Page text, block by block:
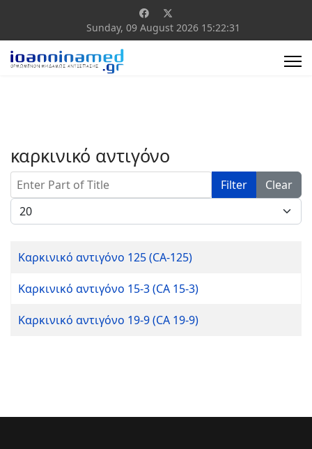
Sunday, 09 August 2026 15:22:31
καρκινικό αντιγόνο
Enter Part of Title Filter
Clear
Display #
Καρκινικό αντιγόνο 125 (CA-125)
Καρκινικό αντιγόνο 15-3 (CA 15-3)
Καρκινικό αντιγόνο 19-9 (CA 19-9)